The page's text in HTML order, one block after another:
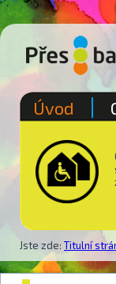
Jste zde: Titulní
Úvod